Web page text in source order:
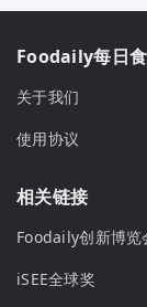
Foodaily每日
关于我们
使用协议
相关链接
Foodaily创新博览
iSEE全球奖